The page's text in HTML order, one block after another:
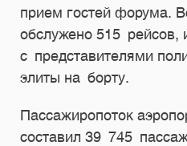
прием гостей форума.
обслужено 515 рейсов,
с представителями
элиты на борту.
Пассажиропоток
составил 39 745